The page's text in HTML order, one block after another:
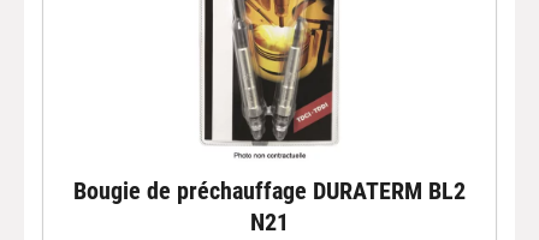
Bougie de préchauffage DURATERM BL2
N21